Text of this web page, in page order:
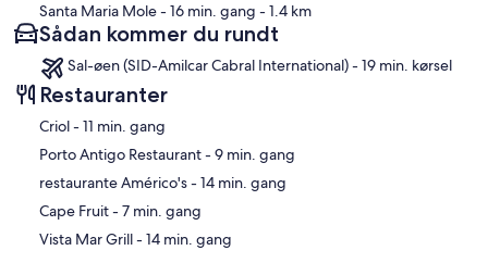
Santa Maria Mole- 16 min. gang - 1.4 km
Sådan kommer du rundt
Sal-øen (SID-Amilcar Cabral International) - 19 min. kørsel
Restauranter
‪Criol - ‬11 min. gang
‪Porto Antigo Restaurant - ‬9 min. gang
‪restaurante Américo's - ‬14 min. gang
‪Cape Fruit - ‬7 min. gang
‪Vista Mar Grill - ‬14 min. gang